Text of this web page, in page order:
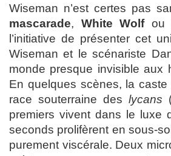
Wiseman n’est certes pas
mascarade, White Wolfou
l’initiative de présenter cet
Wiseman et le scénariste
monde presque invisible aux
En quelques scènes, la
race souterraine des lycans
premiers vivent dans le luxe
seconds prolifèrent en sous-
purement viscérale. Deux